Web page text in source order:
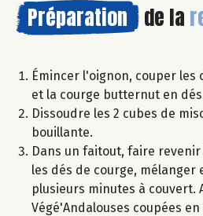
Préparation de la
Émincer l'oignon, couper les
et la courge butternut en
Dissoudre les 2 cubes de
bouillante.
Dans un faitout, faire
les dés de courge, mélanger
plusieurs minutes à couvert.
Végé'Andalouses coupées